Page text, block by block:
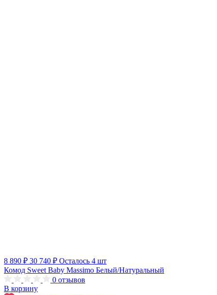
8 890 ₽ 30 740 ₽ Осталось 4 шт
Комод Sweet Baby Massimo Белый/Натуральный
0 отзывов
В корзину